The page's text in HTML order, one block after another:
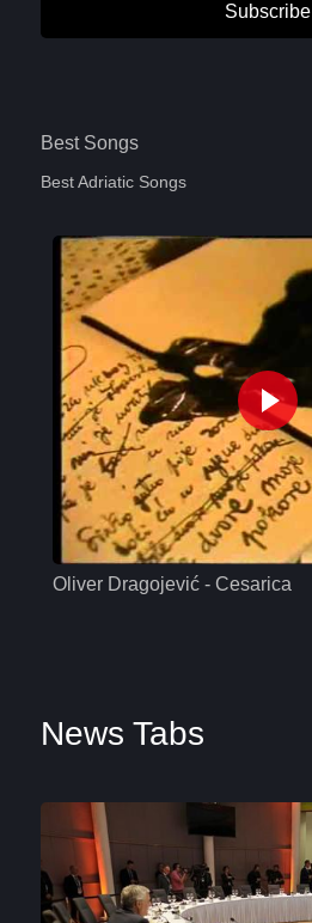
Subscribe
Best Songs
Best Adriatic Songs
Oliver Dragojević - Cesarica
News Tabs